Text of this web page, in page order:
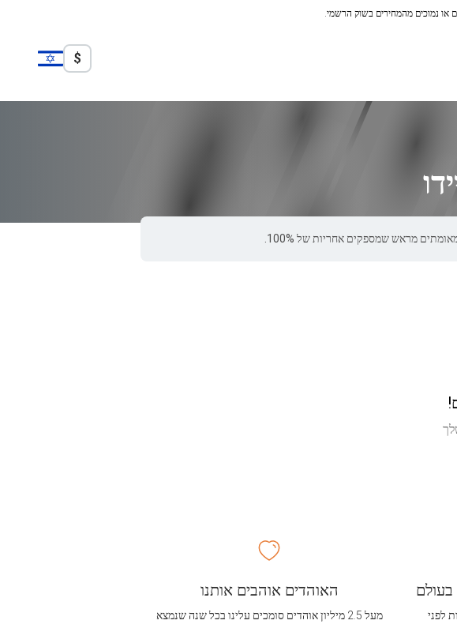
או נמוכים מהמחירים בשוק הרשמי.
$
לפני
האוהדים אוהבים אותנו
מעל 2.5 מיליון אוהדים סומכים עלינו בכל שנה שנמצא